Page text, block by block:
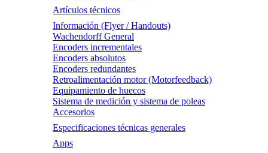
Artículos técnicos
Información (Flyer / Handouts)
Wachendorff General
Encoders incrementales
Encoders absolutos
Encoders redundantes
Retroalimentación motor (Motorfeedback)
Equipamiento de huecos
Sistema de medición y sistema de poleas
Accesorios
Especificaciones técnicas generales
Apps